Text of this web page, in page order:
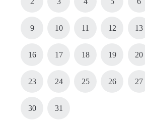
9 10 11 12 13
16 17 18 19 20
23 24 25 26 27
30 31